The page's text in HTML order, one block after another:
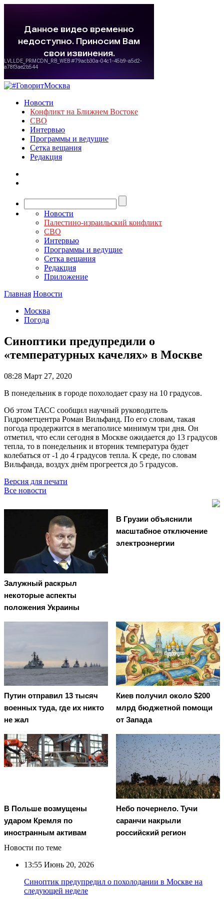
Новости
Конфликт на Ближнем Востоке
СВО
Интервью
Программы и ведущие
Сетка вещания
Редакция
Новости
Палестино-израильский конфликт
СВО
Интервью
Программы и ведущие
Сетка вещания
Редакция
Приложение
Главная Новости
Москва
Погода
Синоптики предупредили о
«температурных качелях» в Москве
08:28 Март 27, 2020
В понедельник в городе похолодает сразу на 10 градусов.
Об этом ТАСС сообщил научный руководитель
Гидрометцентра Роман Вильфанд. По его словам, такая
погода продержится в мегаполисе минимум три дня. Он
отметил, что если сегодня в Москве ожидается до 13 градусов
тепла, то в понедельник и вторник температура будет
колебаться от -1 до 4 градусов тепла. К среде, по словам
Вильфанда, воздух днём прогреется до 5 градусов.
Версия для печати
Все новости
Залужный раскрыл
некоторые аспекты
положения Украины
В Грузии объяснили
масштабное отключение
электроэнергии
Путин отправил 13 тысяч
военных туда, где их никто
не жал
Киев получил около $200
млрд бюджетной помощи
от Запада
В Польше возмущены
ударом Кремля по
иностранным активам
Небо почернело. Тучи
саранчи накрыли
российский регион
Новости по теме
13:55 Июнь 20, 2026
Синоптик предупредил о похолодании в Москве на
следующей неделе